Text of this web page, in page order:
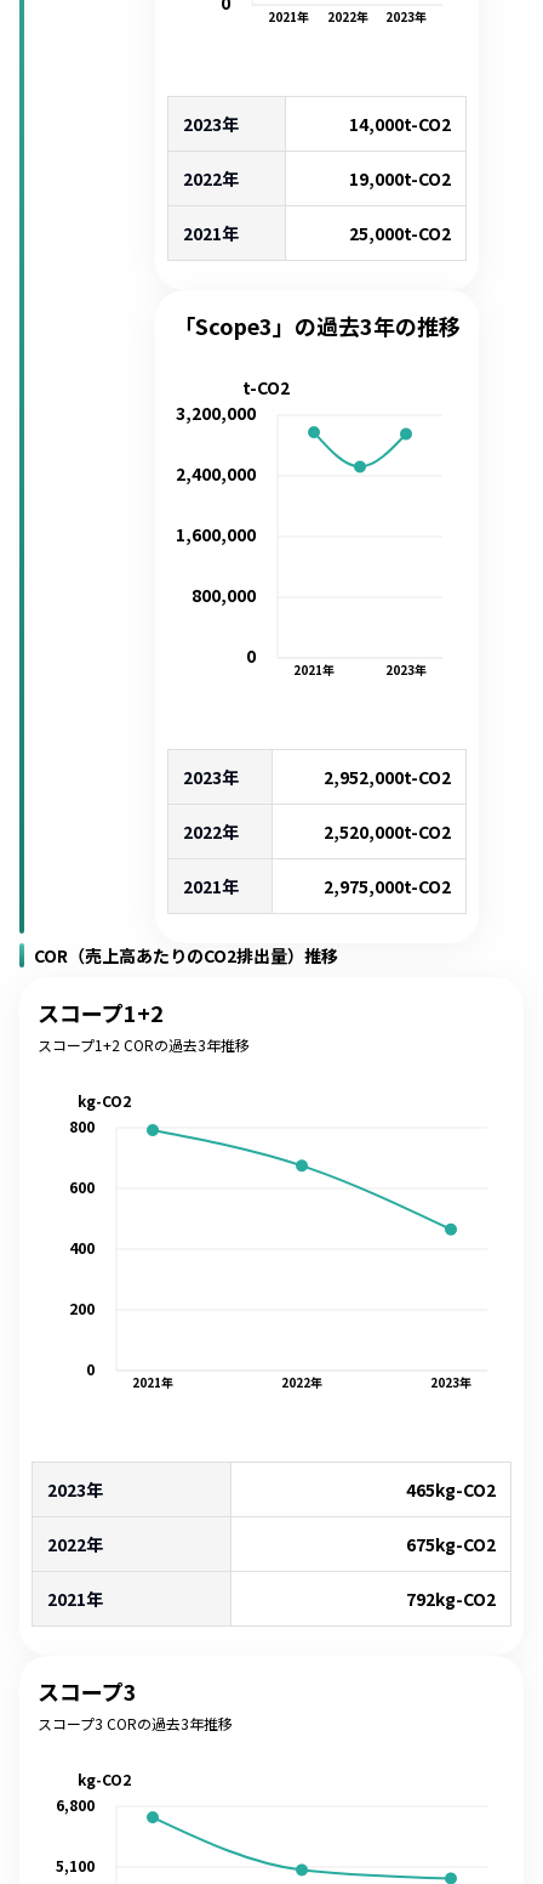
2021年 2022年 2023年
2023年 14,000t-CO2
2022年 19,000t-CO2
2021年 25,000t-CO2
「Scope3」の過去3年の推移
2021年 2023年
0
800,000
1,600,000
2,400,000
3,200,000
t-CO2
2023年 2,952,000t-CO2
2022年 2,520,000t-CO2
2021年 2,975,000t-CO2
COR（売上高あたりのCO2排出量）推移
スコープ1+2
スコープ1+2 CORの過去3年推移
2021年 2022年 2023年
0
200
400
600
800
kg-CO2
2023年 465kg-CO2
2022年 675kg-CO2
2021年 792kg-CO2
スコープ3
スコープ3 CORの過去3年推移
5,100
6,800
kg-CO2